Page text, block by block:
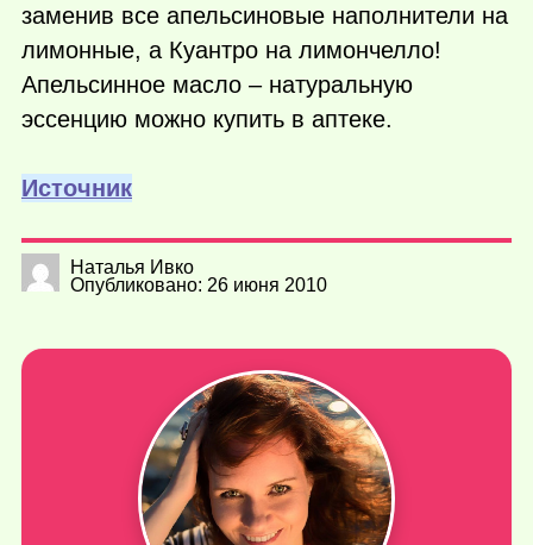
заменив все апельсиновые наполнители на
лимонные, а Куантро на лимончелло!
Апельсинное масло – натуральную
эссенцию можно купить в аптеке.
Источник
Наталья Ивко
Опубликовано: 26 июня 2010